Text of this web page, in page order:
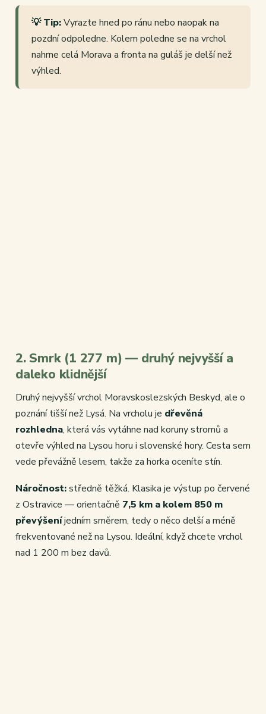
💡 Tip:Vyrazte hned po ránu nebo naopak na
pozdní odpoledne. Kolem poledne se na vrchol
nahrne celá Morava a fronta na guláš je delší než
výhled.
2. Smrk (1 277 m) — druhý nejvyšší a
daleko klidnější
Druhý nejvyšší vrchol Moravskoslezských Beskyd, ale o
poznání tišší než Lysá. Na vrcholu je dřevěná
rozhledna, která vás vytáhne nad koruny stromů a
otevře výhled na Lysou horu i slovenské hory. Cesta sem
vede převážně lesem, takže za horka oceníte stín.
Náročnost:středně těžká. Klasika je výstup po červené
z Ostravice — orientačně 7,5 km a kolem 850 m
převýšeníjedním směrem, tedy o něco delší a méně
frekventované než na Lysou. Ideální, když chcete vrchol
nad 1 200 m bez davů.